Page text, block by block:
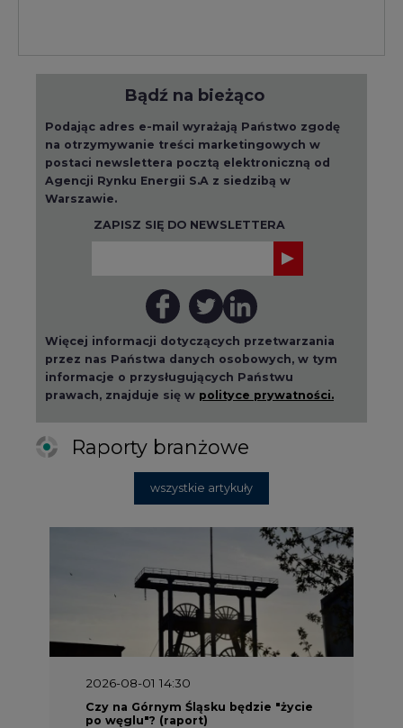
Bądź na bieżąco
Podając adres e-mail wyrażają Państwo zgodę
na otrzymywanie treści marketingowych w
postaci newslettera pocztą elektroniczną od
Agencji Rynku Energii S.A z siedzibą w
Warszawie.
ZAPISZ SIĘ DO NEWSLETTERA
Więcej informacji dotyczących przetwarzania
przez nas Państwa danych osobowych, w tym
informacje o przysługujących Państwu
prawach, znajduje się w polityce prywatności.
Raporty branżowe
wszystkie artykuły
2026-08-01 14:30
Czy na Górnym Śląsku będzie "życie
po węglu"? (raport)